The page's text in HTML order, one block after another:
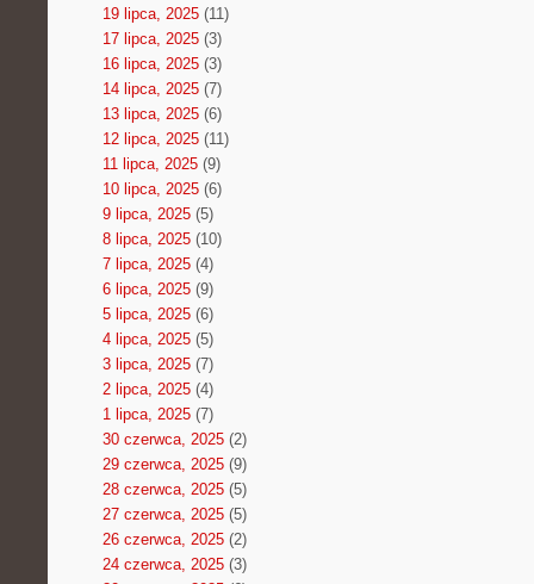
19 lipca, 2025(11)
17 lipca, 2025(3)
16 lipca, 2025(3)
14 lipca, 2025(7)
13 lipca, 2025(6)
12 lipca, 2025(11)
11 lipca, 2025(9)
10 lipca, 2025(6)
9 lipca, 2025(5)
8 lipca, 2025(10)
7 lipca, 2025(4)
6 lipca, 2025(9)
5 lipca, 2025(6)
4 lipca, 2025(5)
3 lipca, 2025(7)
2 lipca, 2025(4)
1 lipca, 2025(7)
30 czerwca, 2025(2)
29 czerwca, 2025(9)
28 czerwca, 2025(5)
27 czerwca, 2025(5)
26 czerwca, 2025(2)
24 czerwca, 2025(3)